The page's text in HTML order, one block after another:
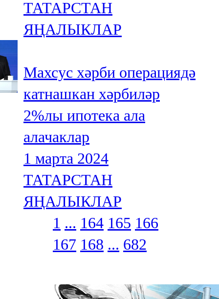
ТАТАРСТАН
ЯҢАЛЫКЛАР
Махсус хәрби операциядә
катнашкан хәрбиләр
2%лы ипотека ала
алачаклар
1 марта 2024
ТАТАРСТАН
ЯҢАЛЫКЛАР
1 ... 164 165 166
167 168 ... 682